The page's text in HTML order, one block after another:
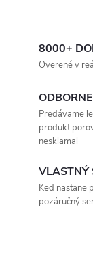
8000+
Overené v
Predávame
produkt
nesklamal
VLASTNÝ
Keď nastane
pozáručný